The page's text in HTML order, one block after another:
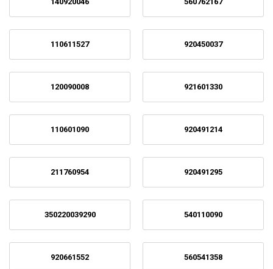
110611527 920450037
120090008 921601330
110601090 920491214
211760954 920491295
350220039290 540110090
920661552 560541358